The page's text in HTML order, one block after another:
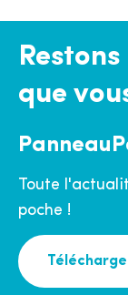
que
Toute
poche !